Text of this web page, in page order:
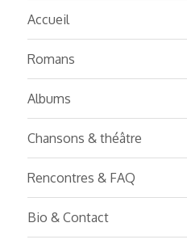
Accueil
Romans
Albums
Chansons & théâtre
Rencontres & FAQ
Bio & Contact